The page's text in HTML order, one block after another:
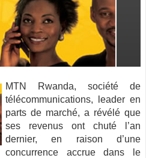
MTN Rwanda, société de
télécommunications, leader en
parts de marché, a révélé que
ses revenus ont chuté l’an
dernier, en raison d’une
concurrence accrue dans le